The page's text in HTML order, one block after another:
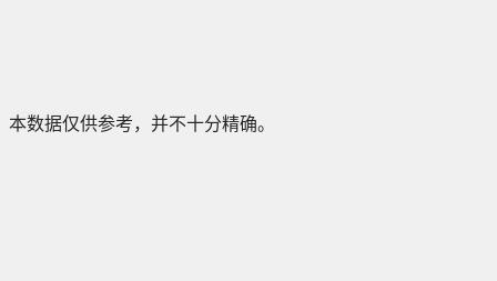
本数据仅供参考，并不十分精确。